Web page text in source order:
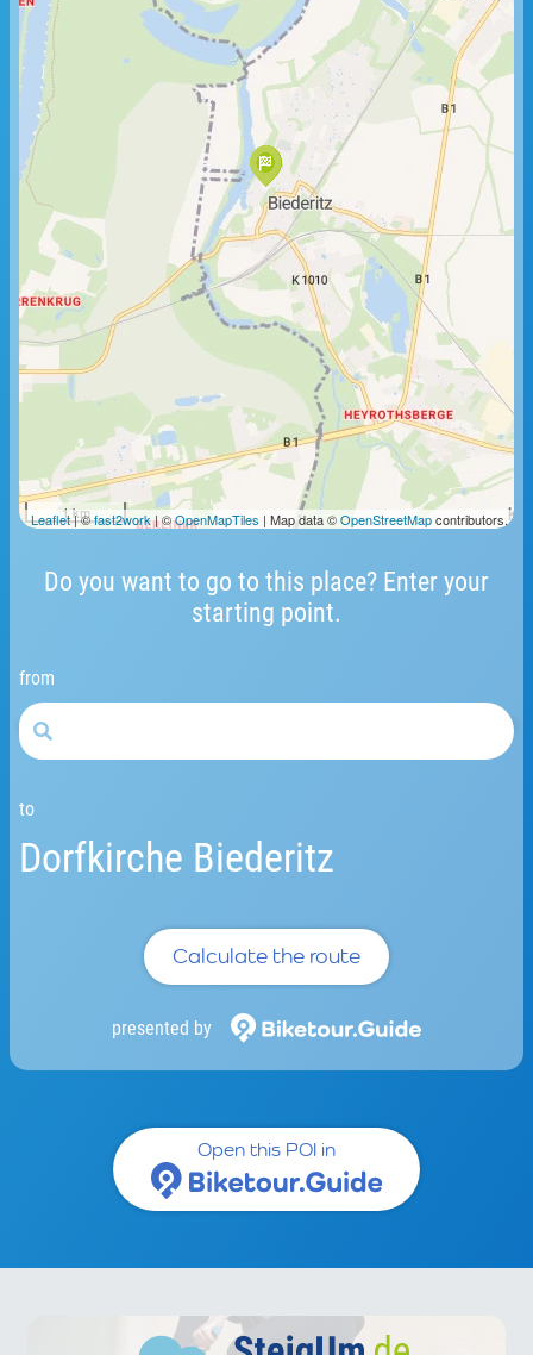
Do you want to go to this place? Enter your
starting point.
from
to
Dorfkirche Biederitz
Calculate the route
presented by
1 km
Leaflet| ©fast2work| ©OpenMapTiles | Map data ©OpenStreetMapcontributors.
Open this POI in